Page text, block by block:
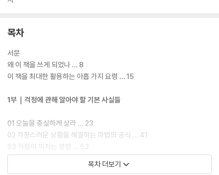
목차
서문
왜 이 책을 쓰게 되었나 … 8
이 책을 최대한 활용하는 아홉 가지 요령 … 15
1부｜걱정에 관해 알아야 할 기본 사실들
01 오늘을 충실하게 살라 … 23
02 걱정스러운 상황을 해결하는 마법의 공식 … 41
03 걱정이 끼치는 영향 … 53
2부｜걱정을 분석하는 기본 요령들
목차 더보기